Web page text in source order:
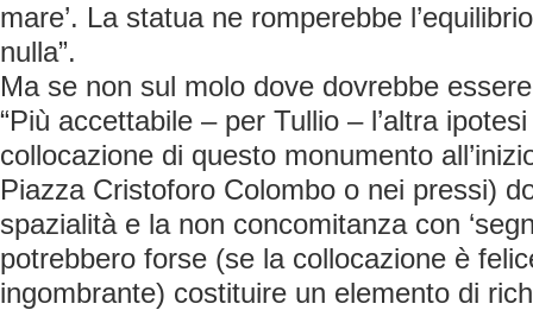
mare’. La statua ne romperebbe
nulla”.
Ma se non sul molo dove dovrebbe
“Più accettabile – per Tullio – l’altra
collocazione di questo monumento
Piazza Cristoforo Colombo o nei pressi)
spazialità e la non concomitanza con
potrebbero forse (se la collocazione è
ingombrante) costituire un elemento di